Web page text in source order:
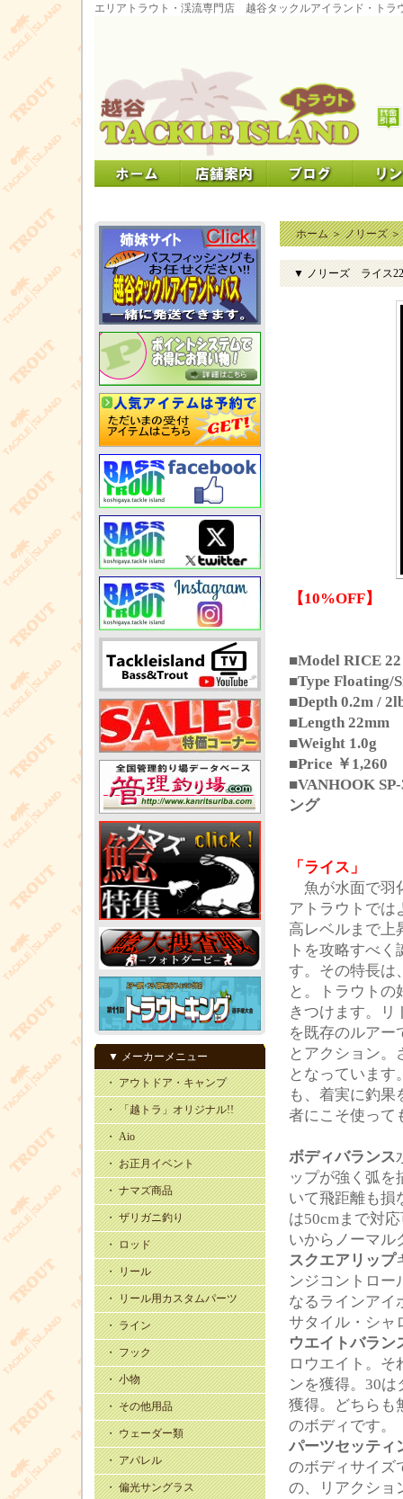
エリアトラウト・渓流専門店 越谷タックルアイランド・トラ
▼ メーカーメニュー
・ アウトドア・キャンプ
・ 「越トラ」オリジナル!!
・ Aio
・ お正月イベント
・ ナマズ商品
・ ザリガニ釣り
・ ロッド
・ リール
・ リール用カスタムパーツ
・ ライン
・ フック
・ 小物
・ その他用品
・ ウェーダー類
・ アパレル
・ 偏光サングラス
ホーム＞ノリーズ＞
▼ ノリーズ ライス
【10%OFF】
■Model RICE 22
■Type Floating/
■Depth 0.2m /
■Length 22mm
■Weight 1.0g
■Price ￥1,260
■VANHOOK
ング
「ライス」
魚が水面で羽
アトラウトでは
高レベルまで上
トを攻略すべ
す。その特長は
と。トラウト
きつけます。リ
を既存のルアー
とアクション。
となっていま
も、着実に釣果
者にこそ使って
ボディバランス
ップが強く弧
いて飛距離も損
は50cmまで対
いからノーマル
スクエアリップ
ンジコントロー
なるラインアイ
サタイル・シャ
ウエイトバラン
ロウエイト。
ンを獲得。30
獲得。どちらも
のボディです。
パーツセッティ
のボディサイズ
の、リアクショ